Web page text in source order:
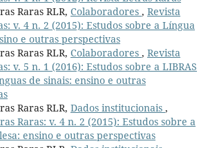
Raras RLR, Colaboradores , Revista
v. 4 n. 2 (2015): Estudos sobre a Língua
e outras perspectivas
Raras RLR, Colaboradores , Revista
v. 5 n. 1 (2016): Estudos sobre a LIBRAS
de sinais: ensino e outras
Raras RLR, Dados institucionais ,
Raras: v. 4 n. 2 (2015): Estudos sobre a
ensino e outras perspectivas